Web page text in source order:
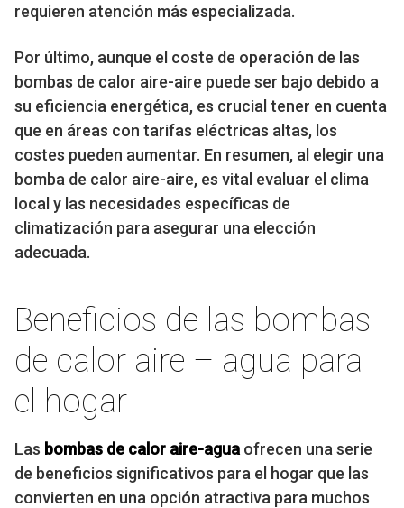
requieren atención más especializada.
Por último, aunque el coste de operación de las
bombas de calor aire-aire puede ser bajo debido a
su eficiencia energética, es crucial tener en cuenta
que en áreas con tarifas eléctricas altas, los
costes pueden aumentar. En resumen, al elegir una
bomba de calor aire-aire, es vital evaluar el clima
local y las necesidades específicas de
climatización para asegurar una elección
adecuada.
Beneficios de las bombas
de calor aire – agua para
el hogar
Las bombas de calor aire-agua ofrecen una serie
de beneficios significativos para el hogar que las
convierten en una opción atractiva para muchos